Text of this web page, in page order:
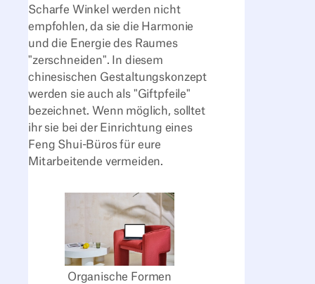
Scharfe Winkel werden nicht
empfohlen, da sie die Harmonie
und die Energie des Raumes
"zerschneiden". In diesem
chinesischen Gestaltungskonzept
werden sie auch als "Giftpfeile"
bezeichnet. Wenn möglich, solltet
ihr sie bei der Einrichtung eines
Feng Shui-Büros für eure
Mitarbeitende vermeiden.
Organische Formen